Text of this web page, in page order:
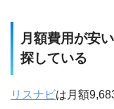
月額費用が安
探している
リスナビは月額